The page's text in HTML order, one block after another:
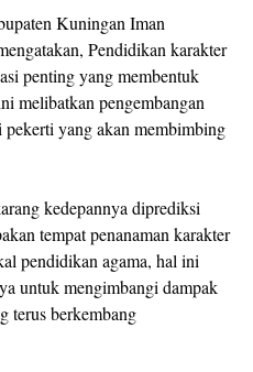
Kuningan Iman
Pendidikan karakter
penting yang membentuk
melibatkan pengembangan
yang akan membimbing
kedepannya diprediksi
tempat penanaman karakter
pendidikan agama, hal ini
untuk mengimbangi dampak
terus berkembang